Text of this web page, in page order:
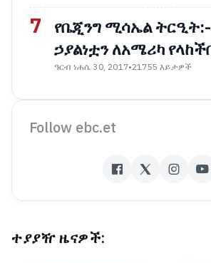
7
የቤጂንግ ሚሳኤል
ኃያልነቷን ለአሜሪካ
ዓርብ ነሐሴ 30, 2017•21755 እይታዎች
Follow ebc.et
ተያያዥ ዜናዎች: